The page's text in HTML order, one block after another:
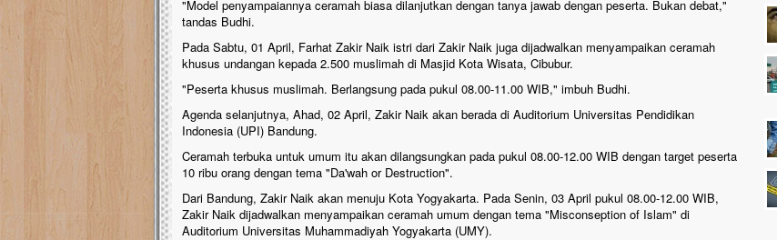
"Model penyampaiannya ceramah biasa dilanjutkan dengan tanya jawab dengan peserta. Bukan debat,"
tandas Budhi.
Pada Sabtu, 01 April, Farhat Zakir Naik istri dari Zakir Naik juga dijadwalkan menyampaikan ceramah
khusus undangan kepada 2.500 muslimah di Masjid Kota Wisata, Cibubur.
"Peserta khusus muslimah. Berlangsung pada pukul 08.00-11.00 WIB," imbuh Budhi.
Agenda selanjutnya, Ahad, 02 April, Zakir Naik akan berada di Auditorium Universitas Pendidikan
Indonesia (UPI) Bandung.
Ceramah terbuka untuk umum itu akan dilangsungkan pada pukul 08.00-12.00 WIB dengan target peserta
10 ribu orang dengan tema "Da'wah or Destruction".
Dari Bandung, Zakir Naik akan menuju Kota Yogyakarta. Pada Senin, 03 April pukul 08.00-12.00 WIB,
Zakir Naik dijadwalkan menyampaikan ceramah umum dengan tema "Misconseption of Islam" di
Auditorium Universitas Muhammadiyah Yogyakarta (UMY).